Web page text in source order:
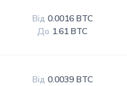
Від 0.0016 BTC
До 1.61 BTC
Від 0.0039 BTC